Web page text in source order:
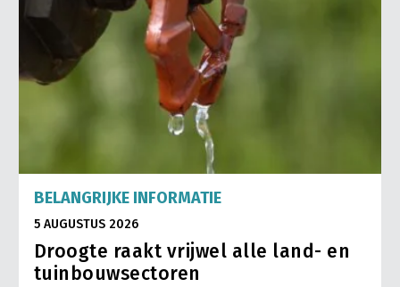
BELANGRIJKE INFORMATIE
5 AUGUSTUS 2026
Droogte raakt vrijwel alle land- en
tuinbouwsectoren